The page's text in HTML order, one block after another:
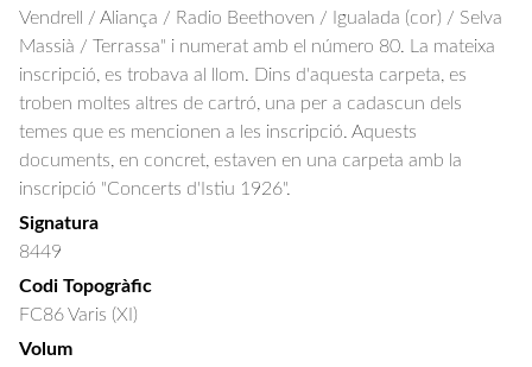
Vendrell / Aliança / Radio Beethoven / Igualada (cor) / Selva
Massià / Terrassa" i numerat amb el número 80. La mateixa
inscripció, es trobava al llom. Dins d'aquesta carpeta, es
troben moltes altres de cartró, una per a cadascun dels
temes que es mencionen a les inscripció. Aquests
documents, en concret, estaven en una carpeta amb la
inscripció "Concerts d'Istiu 1926".
Signatura
8449
Codi Topogràfic
FC86 Varis (XI)
Volum